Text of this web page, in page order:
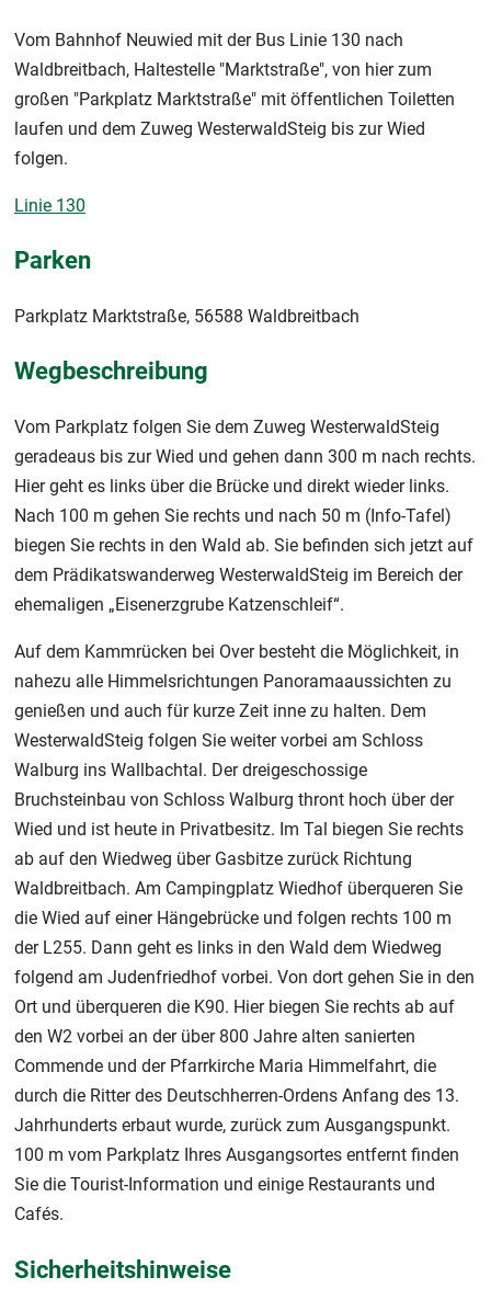
Vom Bahnhof Neuwied mit der Bus Linie 130 nach
Waldbreitbach, Haltestelle "Marktstraße", von hier zum
großen "Parkplatz Marktstraße" mit öffentlichen Toiletten
laufen und dem Zuweg WesterwaldSteig bis zur Wied
folgen.
Linie 130
Parken
Parkplatz Marktstraße, 56588 Waldbreitbach
Wegbeschreibung
Vom Parkplatz folgen Sie dem Zuweg WesterwaldSteig
geradeaus bis zur Wied und gehen dann 300 m nach rechts.
Hier geht es links über die Brücke und direkt wieder links.
Nach 100 m gehen Sie rechts und nach 50 m (Info-Tafel)
biegen Sie rechts in den Wald ab. Sie befinden sich jetzt auf
dem Prädikatswanderweg WesterwaldSteig im Bereich der
ehemaligen „Eisenerzgrube Katzenschleif“.
Auf dem Kammrücken bei Over besteht die Möglichkeit, in
nahezu alle Himmelsrichtungen Panoramaaussichten zu
genießen und auch für kurze Zeit inne zu halten. Dem
WesterwaldSteig folgen Sie weiter vorbei am Schloss
Walburg ins Wallbachtal. Der dreigeschossige
Bruchsteinbau von Schloss Walburg thront hoch über der
Wied und ist heute in Privatbesitz. Im Tal biegen Sie rechts
ab auf den Wiedweg über Gasbitze zurück Richtung
Waldbreitbach. Am Campingplatz Wiedhof überqueren Sie
die Wied auf einer Hängebrücke und folgen rechts 100 m
der L255. Dann geht es links in den Wald dem Wiedweg
folgend am Judenfriedhof vorbei. Von dort gehen Sie in den
Ort und überqueren die K90. Hier biegen Sie rechts ab auf
den W2 vorbei an der über 800 Jahre alten sanierten
Commende und der Pfarrkirche Maria Himmelfahrt, die
durch die Ritter des Deutschherren-Ordens Anfang des 13.
Jahrhunderts erbaut wurde, zurück zum Ausgangspunkt.
100 m vom Parkplatz Ihres Ausgangsortes entfernt finden
Sie die Tourist-Information und einige Restaurants und
Cafés.
Sicherheitshinweise